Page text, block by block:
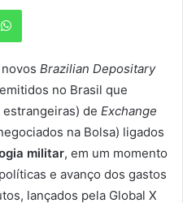
WhatsApp
Brazilian Depositary
no Brasil que
de Exchange
na Bolsa) ligados
militar, em um momento
e avanço dos gastos
lançados pela Global X